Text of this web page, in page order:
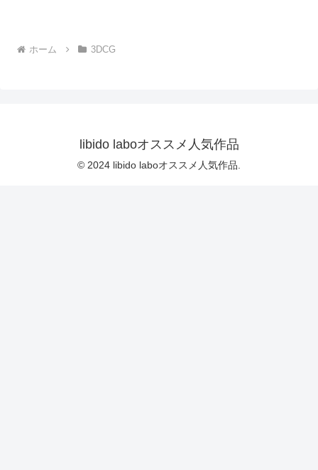
OFF（のはず）のカメラが4
ホーム 3DCG
libido laboオススメ人気作品
© 2024 libido laboオススメ人気作品.